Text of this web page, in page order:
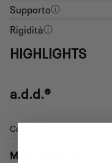
Supporto
Rigidità
HIGHLIGHTS
a.d.d.®
Collarino asimmetrico
MANUTENZIONE